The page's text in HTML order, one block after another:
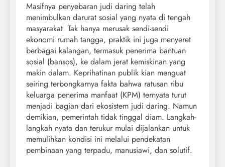
Masifnya penyebaran judi daring telah
menimbulkan darurat sosial yang nyata di tengah
masyarakat. Tak hanya merusak sendi-sendi
ekonomi rumah tangga, praktik ini juga menyeret
berbagai kalangan, termasuk penerima bantuan
sosial (bansos), ke dalam jerat kemiskinan yang
makin dalam. Keprihatinan publik kian menguat
seiring terbongkarnya fakta bahwa ratusan ribu
keluarga penerima manfaat (KPM) ternyata turut
menjadi bagian dari ekosistem judi daring. Namun
demikian, pemerintah tidak tinggal diam. Langkah-
langkah nyata dan terukur mulai dijalankan untuk
memulihkan kondisi ini melalui pendekatan
pembinaan yang terpadu, manusiawi, dan solutif.